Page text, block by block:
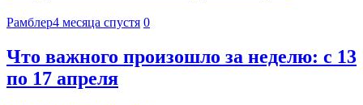
Рамблер4 месяца спустя 0
Что важного произошло за неделю: с 13
по 17 апреля